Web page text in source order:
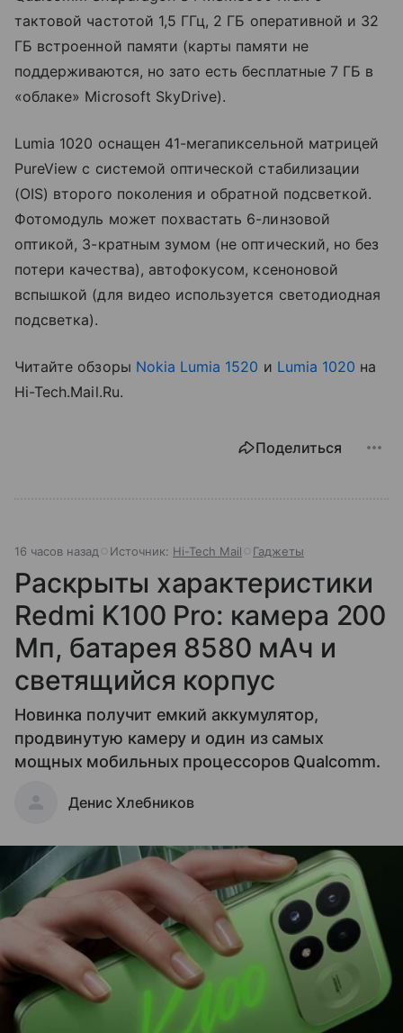
тактовой частотой 1,5 ГГц, 2 ГБ оперативной и 32
ГБ встроенной памяти (карты памяти не
поддерживаются, но зато есть бесплатные 7 ГБ в
«облаке» Microsoft SkyDrive).
Lumia 1020 оснащен 41-мегапиксельной матрицей
PureView с системой оптической стабилизации
(OIS) второго поколения и обратной подсветкой.
Фотомодуль может похвастать 6-линзовой
оптикой, 3-кратным зумом (не оптический, но без
потери качества), автофокусом, ксеноновой
вспышкой (для видео используется светодиодная
подсветка).
Читайте обзоры Nokia Lumia 1520 и Lumia 1020 на
Hi-Tech.Mail.Ru.
Поделиться
16 часов назад Источник: Hi-Tech Mail Гаджеты
Раскрыты характеристики
Redmi K100 Pro: камера 200
Мп, батарея 8580 мАч и
светящийся корпус
Новинка получит емкий аккумулятор,
продвинутую камеру и один из самых
мощных мобильных процессоров Qualcomm.
Денис Хлебников